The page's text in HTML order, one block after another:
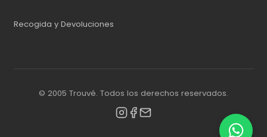
Recogida y Devoluciones
© 2005 Trouvé. Todos los derechos reservados.